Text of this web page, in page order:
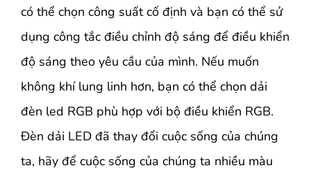
có thể chọn công suất cố định và bạn có thể sử
dụng công tắc điều chỉnh độ sáng để điều khiển
độ sáng theo yêu cầu của mình. Nếu muốn
không khí lung linh hơn, bạn có thể chọn dải
đèn led RGB phù hợp với bộ điều khiển RGB.
Đèn dải LED đã thay đổi cuộc sống của chúng
ta, hãy để cuộc sống của chúng ta nhiều màu